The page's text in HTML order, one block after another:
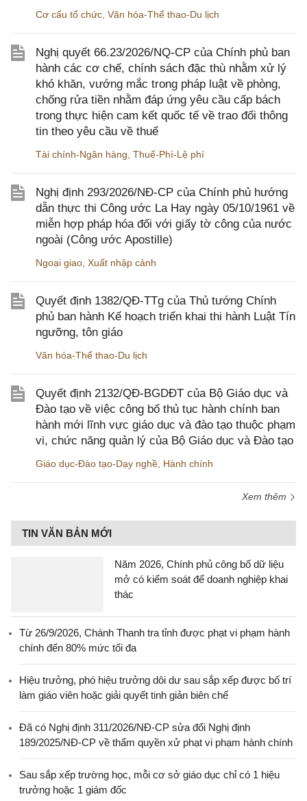
Cơ cấu tổ chức Văn hóa-Thể thao-Du lịch
Nghị quyết 66.23/2026/NQ-CP của Chính phủ ban
hành các cơ chế, chính sách đặc thù nhằm xử lý
khó khăn, vướng mắc trong pháp luật về phòng,
chống rửa tiền nhằm đáp ứng yêu cầu cấp bách
trong thực hiện cam kết quốc tế về trao đổi thông
tin theo yêu cầu về thuế
Tài chính-Ngân hàng Thuế-Phí-Lệ phí
Nghị định 293/2026/NĐ-CP của Chính phủ hướng
dẫn thực thi Công ước La Hay ngày 05/10/1961 về
miễn hợp pháp hóa đối với giấy tờ công của nước
ngoài (Công ước Apostille)
Ngoại giao Xuất nhập cảnh
Quyết định 1382/QĐ-TTg của Thủ tướng Chính
phủ ban hành Kế hoạch triển khai thi hành Luật Tín
ngưỡng, tôn giáo
Văn hóa-Thể thao-Du lịch
Quyết định 2132/QĐ-BGDĐT của Bộ Giáo dục và
Đào tạo về việc công bố thủ tục hành chính ban
hành mới lĩnh vực giáo dục và đào tạo thuộc phạm
vi, chức năng quản lý của Bộ Giáo dục và Đào tạo
Giáo dục-Đào tạo-Dạy nghề Hành chính
Xem thêm
TIN VĂN BẢN MỚI
Năm 2026, Chính phủ công bố dữ liệu
mở có kiểm soát để doanh nghiệp khai
thác
Từ 26/9/2026, Chánh Thanh tra tỉnh được phạt vi phạm hành
chính đến 80% mức tối đa
Hiệu trưởng, phó hiệu trưởng dôi dư sau sắp xếp được bố trí
làm giáo viên hoặc giải quyết tinh giản biên chế
Đã có Nghị định 311/2026/NĐ-CP sửa đổi Nghị định
189/2025/NĐ-CP về thẩm quyền xử phạt vi phạm hành chính
Sau sắp xếp trường học, mỗi cơ sở giáo dục chỉ có 1 hiệu
trưởng hoặc 1 giám đốc